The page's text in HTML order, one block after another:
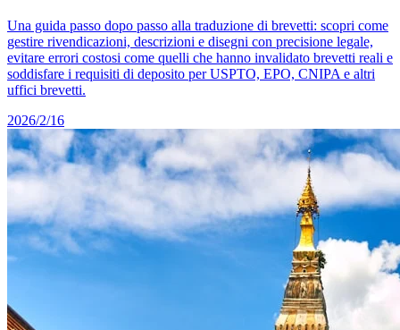
Una guida passo dopo passo alla traduzione di brevetti: scopri come
gestire rivendicazioni, descrizioni e disegni con precisione legale,
evitare errori costosi come quelli che hanno invalidato brevetti reali e
soddisfare i requisiti di deposito per USPTO, EPO, CNIPA e altri
uffici brevetti.
2026/2/16